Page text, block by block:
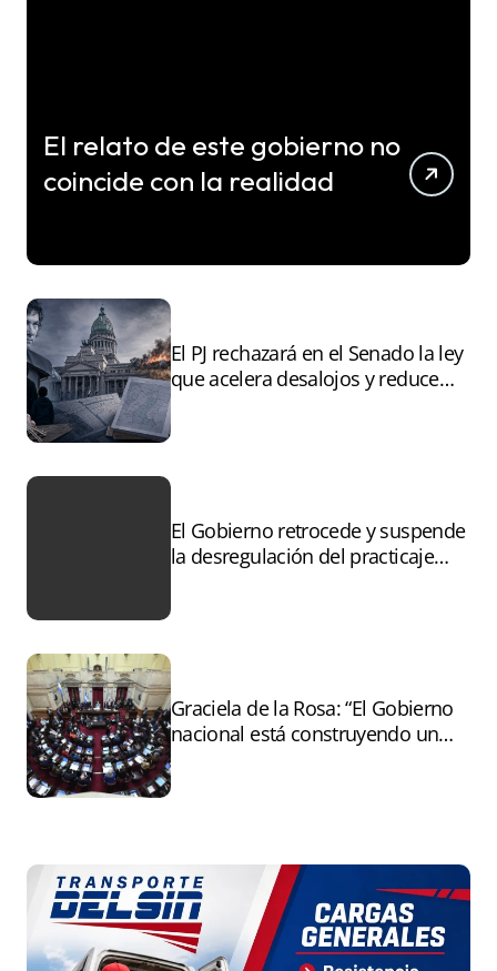
El relato de este gobierno no
coincide con la realidad
El PJ rechazará en el Senado la ley
que acelera desalojos y reduce
El Gobierno retrocede y suspende
la desregulación del practicaje
Graciela de la Rosa: “El Gobierno
nacional está construyendo un